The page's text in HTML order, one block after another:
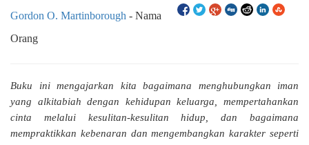
Gordon O. Martinborough - Nama
Orang
Buku ini mengajarkan kita bagaimana menghubungkan iman
yang alkitabiah dengan kehidupan keluarga, mempertahankan
cinta melalui kesulitan-kesulitan hidup, dan bagaimana
mempraktikkan kebenaran dan mengembangkan karakter seperti